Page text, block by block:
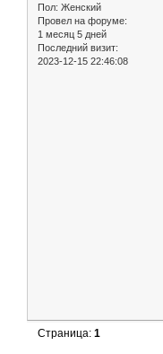
Пол: Женский
Провел на форуме:
1 месяц 5 дней
Последний визит:
2023-12-15 22:46:08
Страница:1